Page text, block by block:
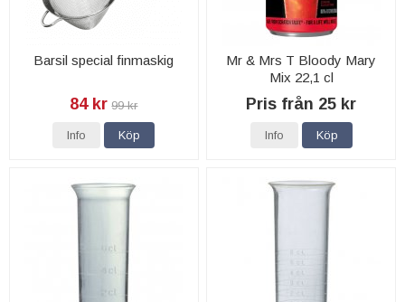
Barsil special finmaskig
84 kr 99 kr
Info Köp
Mr & Mrs T Bloody Mary
Mix 22,1 cl
Pris från 25 kr
Info Köp